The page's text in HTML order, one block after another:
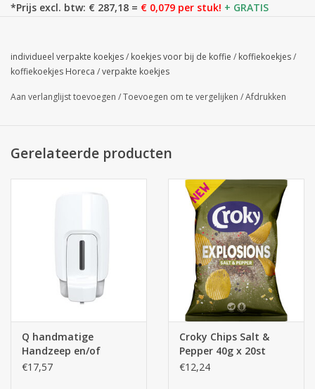
*Prijs excl. btw: € 287,18 = € 0,079 per stuk! + GRATIS
individueel verpakte koekjes/ koekjes voor bij de koffie / koffiekoekjes/
koffiekoekjes Horeca /verpakte koekjes
Aan verlanglijst toevoegen /Toevoegen om te vergelijken /Afdrukken
Gerelateerde producten
Q handmatige
Handzeep en/of
Alcoholgel Dispenser
€17,57
Croky Chips Salt &
Pepper 40g x 20st
€12,24